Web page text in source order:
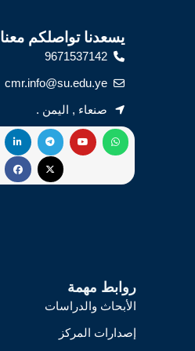
يسعدنا تواصلكم معنا
9671537142
cmr.info@su.edu.ye
صنعاء , اليمن .
روابط مهمة
الأبحاث والدراسات
إصدارات المركز